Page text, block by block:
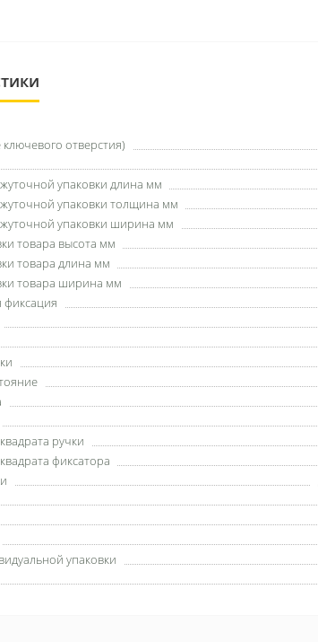
ключевого отверстия)
упаковки длина мм
упаковки толщина мм
упаковки ширина мм
товара высота мм
товара длина мм
товара ширина мм
фиксация
ручки
фиксатора
упаковки